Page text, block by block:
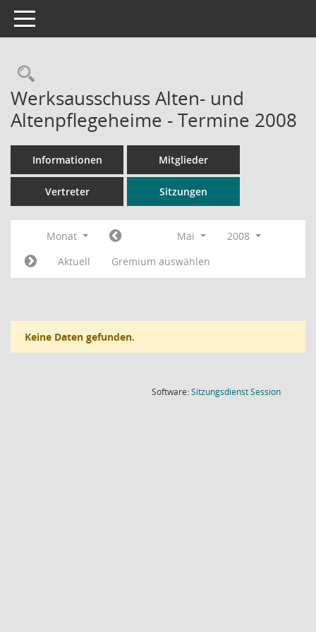
Toggle navigation
Rechercheauswahl
Werksausschuss Alten- und
Altenpflegeheime - Termine 2008
Informationen Mitglieder
Vertreter Sitzungen
Monat Mai
2008
Aktuell
Gremium auswählen
Keine Daten gefunden.
Software:SitzungsdienstSession(Wird in